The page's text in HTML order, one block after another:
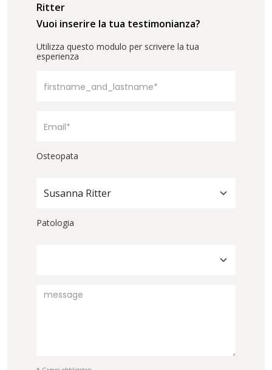
Ritter
Vuoi inserire la tua testimonianza?
Utilizza questo modulo per scrivere la tua
esperienza
Osteopata
Susanna Ritter
Patologia